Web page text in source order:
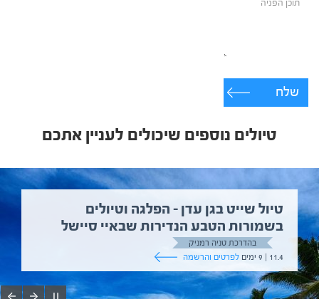
שלח
טיולים נוספים שיכולים לעניין אתכם
טיול שייט בגן עדן – הפלגה וטיולים
בשמורות הטבע הנדירות שבאיי סיישל
בהדרכת טניה רמניק
11.4 | 9 ימים
לפרטים והרשמה